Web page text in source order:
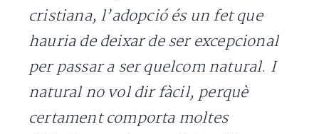
cristiana, l’adopció és un fet que
hauria de deixar de ser excepcional
per passar a ser quelcom natural. I
natural no vol dir fàcil, perquè
certament comporta moltes